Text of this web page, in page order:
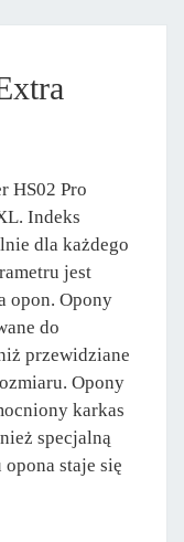
HS02 Pro
Indeks
dla każdego
jest
opon. Opony
do
przewidziane
Opony
karkas
specjalną
staje się